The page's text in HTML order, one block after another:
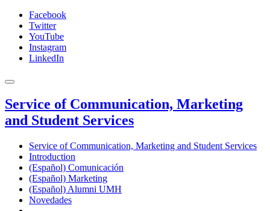
Facebook
Twitter
YouTube
Instagram
LinkedIn
Service of Communication, Marketing
and Student Services
Service of Communication, Marketing and Student Services
Introduction
(Español) Comunicación
(Español) Marketing
(Español) Alumni UMH
Novedades